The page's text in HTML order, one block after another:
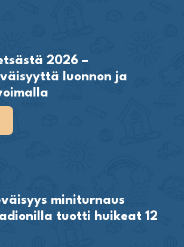
2026 –
luonnon ja
miniturnaus
tuotti huikeat 12